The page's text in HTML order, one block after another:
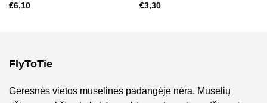
€6,10
€3,30
FlyToTie
Geresnės vietos muselinės padangėje nėra. Muselių